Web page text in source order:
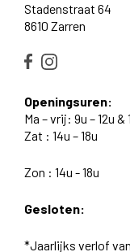
Stadenstraat 64
8610 Zarren
Openingsuren:
Ma – vrij: 9u – 12u &
Zat : 14u – 18u
Zon : 14u - 18u
Gesloten:
*Jaarlijks verlof